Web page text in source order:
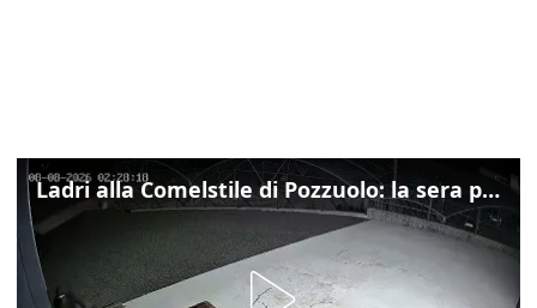
Ladri alla Comelstile di Pozzuolo: la sera prima il tentato furto a Buja, ecco le immagini